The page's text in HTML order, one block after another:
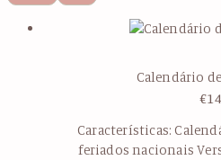
Calendário
€
Características:
feriados nacionais